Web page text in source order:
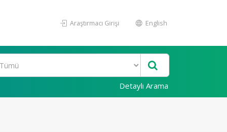
Araştırmacı Girişi English
Detaylı Arama